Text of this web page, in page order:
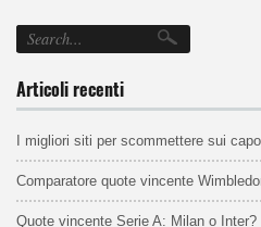
Articoli recenti
I migliori siti per scommettere sui
Comparatore quote vincente
Quote vincente Serie A: Milan o Inter?